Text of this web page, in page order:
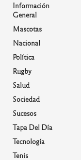
Información
General
Mascotas
Nacional
Política
Rugby
Salud
Sociedad
Sucesos
Tapa Del Día
Tecnología
Tenis